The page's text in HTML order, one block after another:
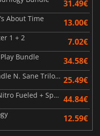
31.49€
About Time 13.00€
1 + 2 7.02€
Bundle 34.58€
Crash Bandicoot Bundle N. Sane Trilogy + CTR Nitro Fueled 25.49€
Crash Team Racing Nitro Fueled + Spyro Game Bundle 44.84€
12.59€